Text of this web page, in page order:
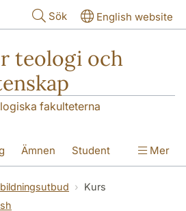
Sök English website
teologi och
fakulteterna
Ämnen Student Mer
Kurs